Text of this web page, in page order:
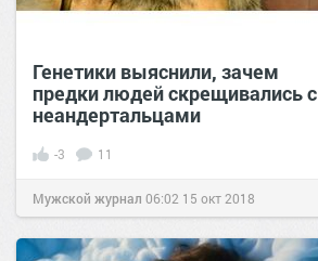
Генетики выяснили, зачем
предки людей скрещивались с
неандертальцами
-3 11
Мужской журнал 06:02 15 окт 2018